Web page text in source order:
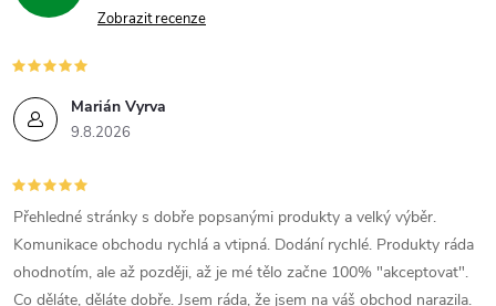
Zobrazit recenze
Marián Vyrva
9.8.2026
Přehledné stránky s dobře popsanými produkty a velký výběr.
Komunikace obchodu rychlá a vtipná. Dodání rychlé. Produkty ráda
ohodnotím, ale až později, až je mé tělo začne 100% "akceptovat".
Co děláte, děláte dobře. Jsem ráda, že jsem na váš obchod narazila.